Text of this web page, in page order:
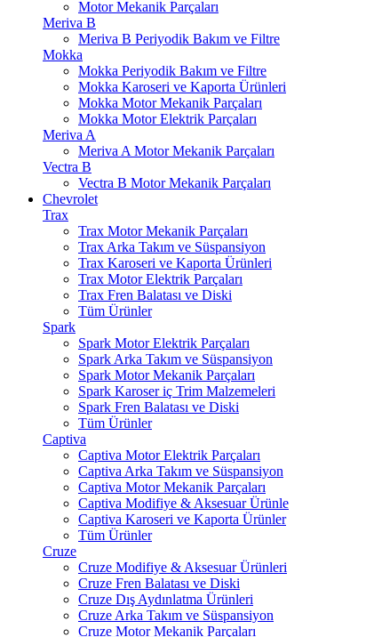
Motor Mekanik Parçaları
Meriva B
Meriva B Periyodik Bakım ve Filtre
Mokka
Mokka Periyodik Bakım ve Filtre
Mokka Karoseri ve Kaporta Ürünleri
Mokka Motor Mekanik Parçaları
Mokka Motor Elektrik Parçaları
Meriva A
Meriva A Motor Mekanik Parçaları
Vectra B
Vectra B Motor Mekanik Parçaları
Chevrolet
Trax
Trax Motor Mekanik Parçaları
Trax Arka Takım ve Süspansiyon
Trax Karoseri ve Kaporta Ürünleri
Trax Motor Elektrik Parçaları
Trax Fren Balatası ve Diski
Tüm Ürünler
Spark
Spark Motor Elektrik Parçaları
Spark Arka Takım ve Süspansiyon
Spark Motor Mekanik Parçaları
Spark Karoser iç Trim Malzemeleri
Spark Fren Balatası ve Diski
Tüm Ürünler
Captiva
Captiva Motor Elektrik Parçaları
Captiva Arka Takım ve Süspansiyon
Captiva Motor Mekanik Parçaları
Captiva Modifiye & Aksesuar Ürünle
Captiva Karoseri ve Kaporta Ürünler
Tüm Ürünler
Cruze
Cruze Modifiye & Aksesuar Ürünleri
Cruze Fren Balatası ve Diski
Cruze Dış Aydınlatma Ürünleri
Cruze Arka Takım ve Süspansiyon
Cruze Motor Mekanik Parçaları